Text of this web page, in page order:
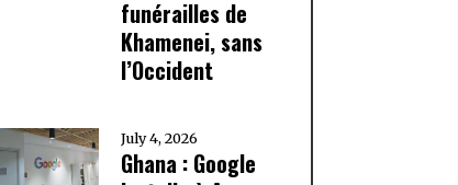
funérailles de
Khamenei, sans
l’Occident
July 4, 2026
Ghana : Google